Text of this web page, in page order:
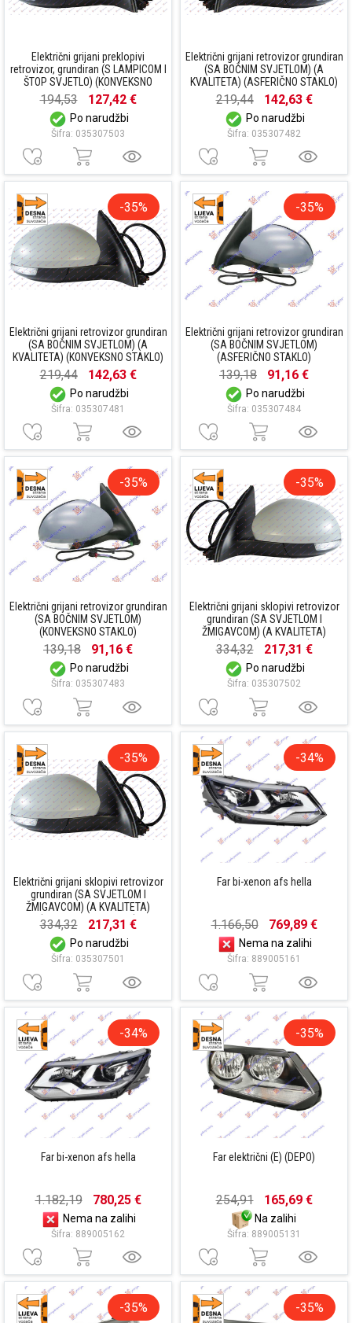
Električni grijani preklopivi
retrovizor, grundiran (S LAMPICOM I
ŠTOP SVJETLO) (KONVEKSNO
STAKLO)
194,53 127,42 €
Po narudžbi
Šifra: 035307503
Električni grijani retrovizor grundiran
(SA BOČNIM SVJETLOM) (A
KVALITETA) (ASFERIČNO STAKLO)
219,44 142,63 €
Po narudžbi
Šifra: 035307482
-35%
Električni grijani retrovizor grundiran
(SA BOČNIM SVJETLOM) (A
KVALITETA) (KONVEKSNO STAKLO)
219,44 142,63 €
Po narudžbi
Šifra: 035307481
-35%
Električni grijani retrovizor grundiran
(SA BOČNIM SVJETLOM)
(ASFERIČNO STAKLO)
139,18 91,16 €
Po narudžbi
Šifra: 035307484
-35%
Električni grijani retrovizor grundiran
(SA BOČNIM SVJETLOM)
(KONVEKSNO STAKLO)
139,18 91,16 €
Po narudžbi
Šifra: 035307483
-35%
Električni grijani sklopivi retrovizor
grundiran (SA SVJETLOM I
ŽMIGAVCOM) (A KVALITETA)
(ASFERIČNO STAKLO)
334,32 217,31 €
Po narudžbi
Šifra: 035307502
-35%
Električni grijani sklopivi retrovizor
grundiran (SA SVJETLOM I
ŽMIGAVCOM) (A KVALITETA)
(KONVEKSNO STAKLO)
334,32 217,31 €
Po narudžbi
Šifra: 035307501
-34%
Far bi-xenon afs hella
1.166,50 769,89 €
Nema na zalihi
Šifra: 889005161
-34%
Far bi-xenon afs hella
1.182,19 780,25 €
Nema na zalihi
Šifra: 889005162
-35%
Far električni (E) (DEPO)
254,91 165,69 €
Na zalihi
Šifra: 889005131
-35% -35%